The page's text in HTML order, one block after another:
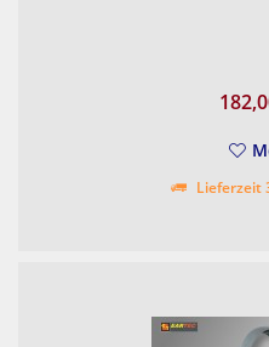
Lieferzeit